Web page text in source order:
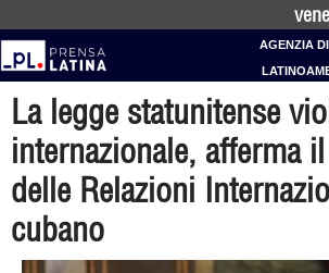
AGENZIA
La legge statunitense
internazionale, afferma
delle Relazioni
cubano